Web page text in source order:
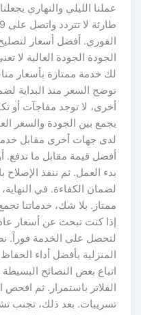
عملنا الليلي والنهاري
الفوري. أفضل أسعار
الجودة الجودة العالية لا
لك خدمة ممتازة بأسعار
نوضح السعر منذ البداية
أخرى، لا توجد مفاجآت أو
يجمع بين الجودة والسعر
لدى جهات أخرى مقابل
أفضل قيمة مقابل ما
بدء العمل. ثم ننفذ الإصلاح
لضمان الكفاءة. في
ممتاز. بلا شك، خدماتنا
لتحصل على الخدمة فوراً.
المنزلية بأفضل أداء
اتباع بعض النصائح
الفلاتر باستمرار. ثم
تسريبات. بعد ذلك، تجنب